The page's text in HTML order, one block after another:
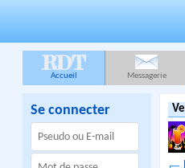
RDT
Accueil Messagerie
Se connecter